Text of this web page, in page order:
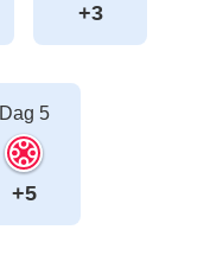
+3
Dag 5
+5